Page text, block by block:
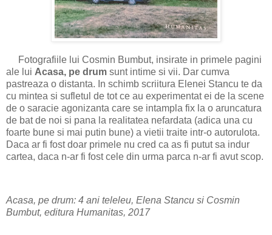
Fotografiile lui Cosmin Bumbut, insirate in primele pagini
ale lui Acasa, pe drum sunt intime si vii. Dar cumva
pastreaza o distanta. In schimb scriitura Elenei Stancu te da
cu mintea si sufletul de tot ce au experimentat ei de la scene
de o saracie agonizanta care se intampla fix la o aruncatura
de bat de noi si pana la realitatea nefardata (adica una cu
foarte bune si mai putin bune) a vietii traite intr-o autorulota.
Daca ar fi fost doar primele nu cred ca as fi putut sa indur
cartea, daca n-ar fi fost cele din urma parca n-ar fi avut scop.
Acasa, pe drum: 4 ani teleleu, Elena Stancu si Cosmin
Bumbut, editura Humanitas, 2017